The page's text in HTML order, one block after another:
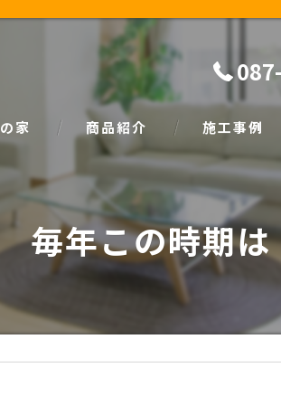
家
イン
商品紹介
natural
SIMPLE NOTE
施工事例
毎年この時期は